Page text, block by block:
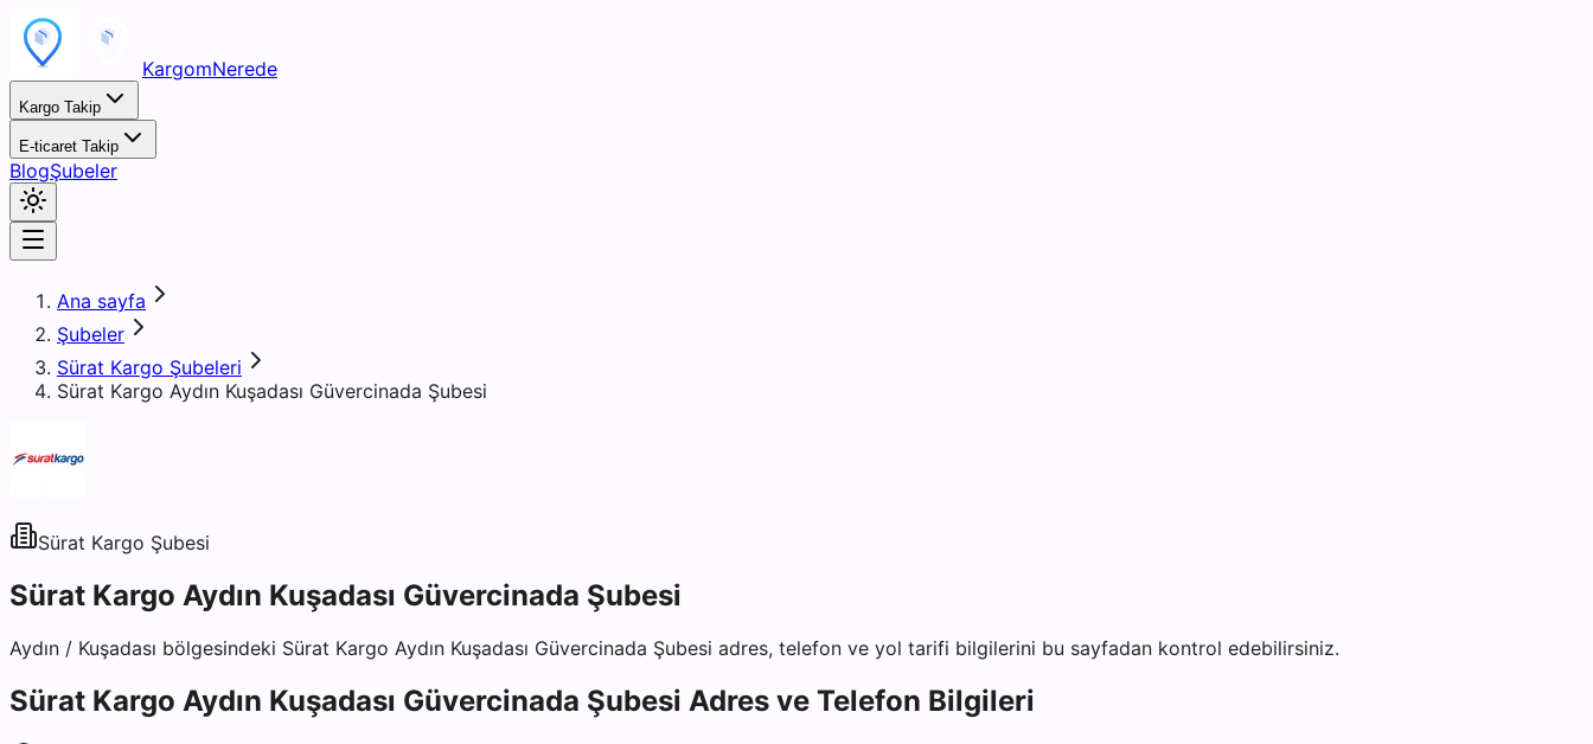
KargomNerede
Kargo Takip
E-ticaret Takip
BlogŞubeler
Ana sayfa
Şubeler
Sürat Kargo Şubeleri
Sürat Kargo Aydın Kuşadası Güvercinada Şubesi
Sürat Kargo Şubesi
Sürat Kargo Aydın Kuşadası Güvercinada Şubesi
Aydın / Kuşadası bölgesindeki Sürat Kargo Aydın Kuşadası Güvercinada Şubesi adres, telefon ve yol tarifi bilgilerini bu sayfadan kontrol edebilirsiniz.
Sürat Kargo Aydın Kuşadası Güvercinada Şubesi Adres ve Telefon Bilgileri